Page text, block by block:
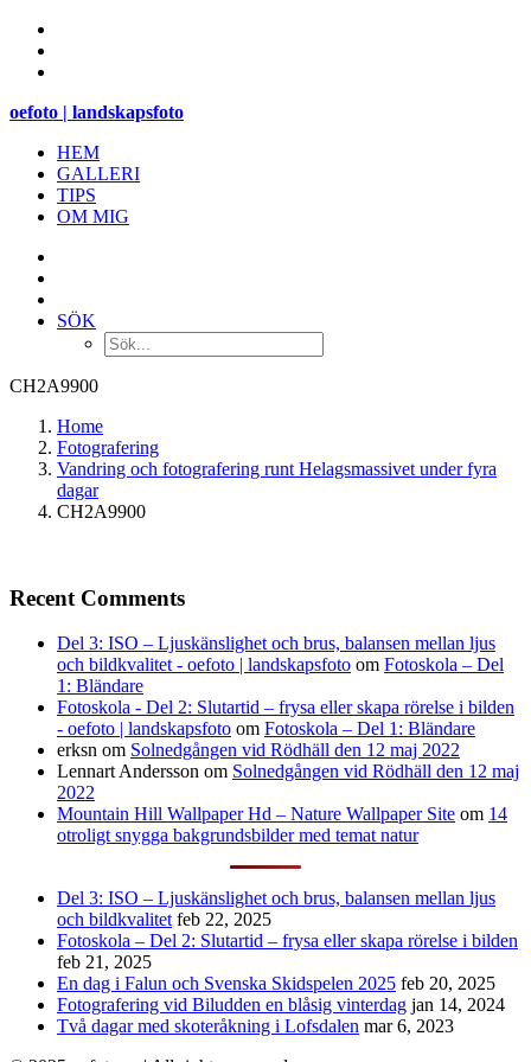
oefoto | landskapsfoto
HEM
GALLERI
TIPS
OM MIG
SÖK
CH2A9900
Home
Fotografering
Vandring och fotografering runt Helagsmassivet under fyra
dagar
CH2A9900
Recent Comments
Del 3: ISO – Ljuskänslighet och brus, balansen mellan ljus
och bildkvalitet - oefoto | landskapsfoto om Fotoskola – Del
1: Bländare
Fotoskola - Del 2: Slutartid – frysa eller skapa rörelse i bilden
- oefoto | landskapsfoto om Fotoskola – Del 1: Bländare
erksn om Solnedgången vid Rödhäll den 12 maj 2022
Lennart Andersson om Solnedgången vid Rödhäll den 12 maj
2022
Mountain Hill Wallpaper Hd – Nature Wallpaper Site om 14
otroligt snygga bakgrundsbilder med temat natur
Del 3: ISO – Ljuskänslighet och brus, balansen mellan ljus
och bildkvalitet feb 22, 2025
Fotoskola – Del 2: Slutartid – frysa eller skapa rörelse i bilden
feb 21, 2025
En dag i Falun och Svenska Skidspelen 2025 feb 20, 2025
Fotografering vid Biludden en blåsig vinterdag jan 14, 2024
Två dagar med skoteråkning i Lofsdalen mar 6, 2023